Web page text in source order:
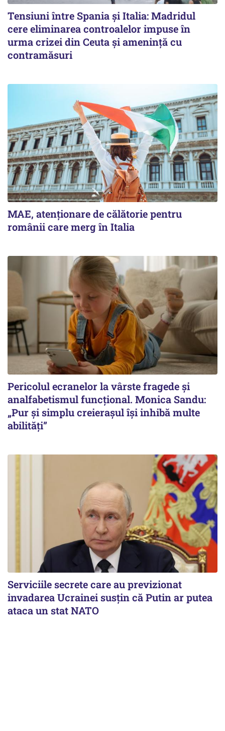
Tensiuni între Spania și Italia: Madridul
cere eliminarea controalelor impuse în
urma crizei din Ceuta și amenință cu
contramăsuri
MAE, atenționare de călătorie pentru
românii care merg în Italia
Pericolul ecranelor la vârste fragede și
analfabetismul funcțional. Monica Sandu:
„Pur și simplu creierașul își inhibă multe
abilități”
Serviciile secrete care au previzionat
invadarea Ucrainei susțin că Putin ar putea
ataca un stat NATO